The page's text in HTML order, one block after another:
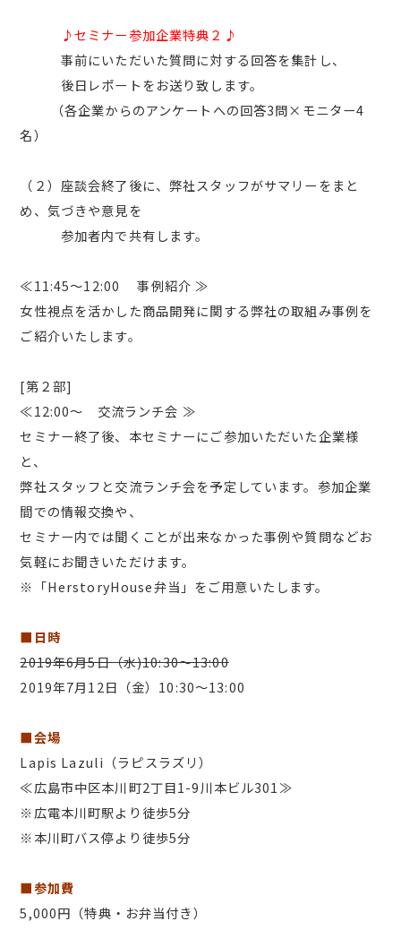
♪セミナー参加企業特典２♪
事前にいただいた質問に対する回答を集計し、
後日レポートをお送り致します。
（各企業からのアンケートへの回答3問×モニター4
名）
（２）座談会終了後に、弊社スタッフがサマリーをまと
め、気づきや意見を
参加者内で共有します。
≪11:45～12:00 事例紹介 ≫
女性視点を活かした商品開発に関する弊社の取組み事例を
ご紹介いたします。
[第２部]
≪12:00～ 交流ランチ会 ≫
セミナー終了後、本セミナーにご参加いただいた企業様
と、
弊社スタッフと交流ランチ会を予定しています。参加企業
間での情報交換や、
セミナー内では聞くことが出来なかった事例や質問などお
気軽にお聞きいただけます。
※「HerstoryHouse弁当」をご用意いたします。
■日時
2019年6月5日（水)10:30～13:00
2019年7月12日（金）10:30～13:00
■会場
Lapis Lazuli（ラピスラズリ）
≪広島市中区本川町2丁目1-9川本ビル301≫
※広電本川町駅より徒歩5分
※本川町バス停より徒歩5分
■参加費
5,000円（特典・お弁当付き）